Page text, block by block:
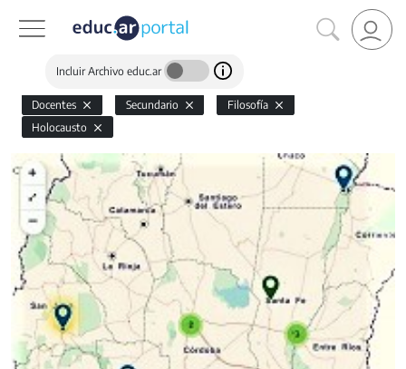
Incluir Archivo educ.ar
Docentes Secundario
Filosofía
Holocausto